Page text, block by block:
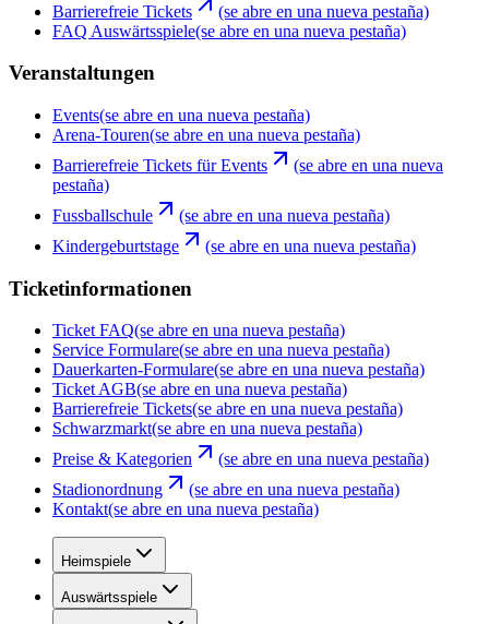
Barrierefreie Tickets
(se abre en una nueva pestaña)
FAQ Auswärtsspiele(se abre en una nueva pestaña)
Veranstaltungen
Events(se abre en una nueva pestaña)
Arena-Touren(se abre en una nueva pestaña)
Barrierefreie Tickets für Events
(se abre en una nueva
pestaña)
Fussballschule
(se abre en una nueva pestaña)
Kindergeburtstage
(se abre en una nueva pestaña)
Ticketinformationen
Ticket FAQ(se abre en una nueva pestaña)
Service Formulare(se abre en una nueva pestaña)
Dauerkarten-Formulare(se abre en una nueva pestaña)
Ticket AGB(se abre en una nueva pestaña)
Barrierefreie Tickets(se abre en una nueva pestaña)
Schwarzmarkt(se abre en una nueva pestaña)
Preise & Kategorien
(se abre en una nueva pestaña)
Stadionordnung
(se abre en una nueva pestaña)
Kontakt(se abre en una nueva pestaña)
Heimspiele
Auswärtsspiele